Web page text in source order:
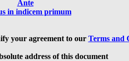
Ante
in indicem primum
your agreement to our Terms and
address of this document